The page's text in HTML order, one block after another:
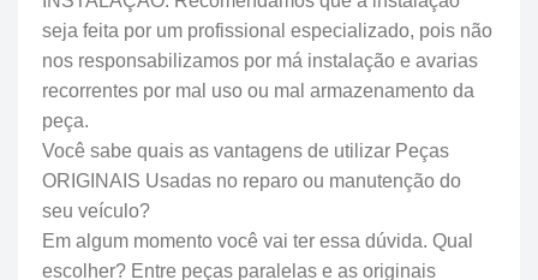
seja feita por um profissional especializado, pois não
nos responsabilizamos por má instalação e avarias
recorrentes por mal uso ou mal armazenamento da
peça.
Você sabe quais as vantagens de utilizar Peças
ORIGINAIS Usadas no reparo ou manutenção do
seu veículo?
Em algum momento você vai ter essa dúvida. Qual
escolher? Entre peças paralelas e as originais